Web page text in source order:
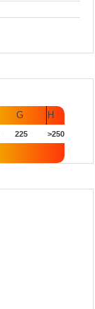
G H
225 >250